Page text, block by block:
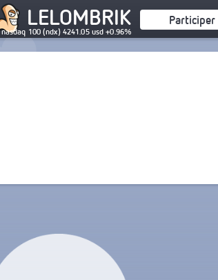
LELOMBRIK
nasdaq 100 (ndx) 4241.05 usd +0.96%
Participer